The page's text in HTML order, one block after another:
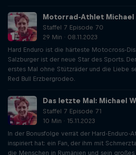
Motorrad-Athlet Michael
Staffel 7 Episode 70
29 Min · 08.11.2023
Hard Enduro ist die härteste Motocross-
Salzburger ist der neue Star des Sports.
erstes Mal ohne Stützräder und die Liebe
Red Bull Erzbergrodeo.
Das letzte Mal: Michael
Staffel 7 Episode 71
10 Min · 15.11.2023
In der Bonusfolge verrät der Hard-Enduro-
inspiriert hat: ein Fan, der ihm mit
die Menschen in Rumänien und sein